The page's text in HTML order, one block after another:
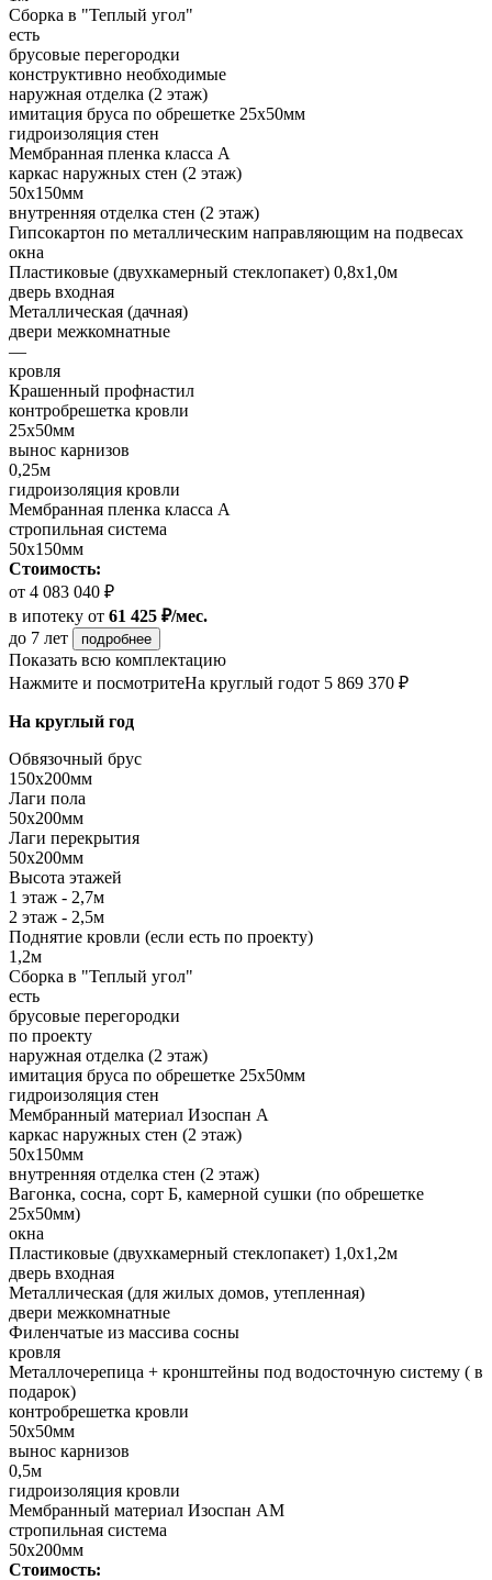
Сборка в "Теплый угол"
есть
брусовые перегородки
конструктивно необходимые
наружная отделка (2 этаж)
имитация бруса по обрешетке 25х50мм
гидроизоляция стен
Мембранная пленка класса А
каркас наружных стен (2 этаж)
50х150мм
внутренняя отделка стен (2 этаж)
Гипсокартон по металлическим направляющим на подвесах
окна
Пластиковые (двухкамерный стеклопакет) 0,8х1,0м
дверь входная
Металлическая (дачная)
двери межкомнатные
—
кровля
Крашенный профнастил
контробрешетка кровли
25х50мм
вынос карнизов
0,25м
гидроизоляция кровли
Мембранная пленка класса А
стропильная система
50х150мм
Стоимость:
от 4 083 040 ₽
в ипотеку от 61 425 ₽/мес.
до 7 лет
подробнее
Показать всю комплектацию
Нажмите и посмотритеНа круглый годот 5 869 370 ₽
На круглый год
Обвязочный брус
150х200мм
Лаги пола
50х200мм
Лаги перекрытия
50х200мм
Высота этажей
1 этаж - 2,7м
2 этаж - 2,5м
Поднятие кровли (если есть по проекту)
1,2м
Сборка в "Теплый угол"
есть
брусовые перегородки
по проекту
наружная отделка (2 этаж)
имитация бруса по обрешетке 25х50мм
гидроизоляция стен
Мембранный материал Изоспан А
каркас наружных стен (2 этаж)
50х150мм
внутренняя отделка стен (2 этаж)
Вагонка, сосна, сорт Б, камерной сушки (по обрешетке
25х50мм)
окна
Пластиковые (двухкамерный стеклопакет) 1,0х1,2м
дверь входная
Металлическая (для жилых домов, утепленная)
двери межкомнатные
Филенчатые из массива сосны
кровля
Металлочерепица + кронштейны под водосточную систему ( в
подарок)
контробрешетка кровли
50х50мм
вынос карнизов
0,5м
гидроизоляция кровли
Мембранный материал Изоспан АМ
стропильная система
50х200мм
Стоимость: